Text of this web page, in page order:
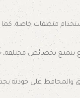
منظفات خاصة.
يتمتع بخصائص مختلفة،
والمحافظ على جودته